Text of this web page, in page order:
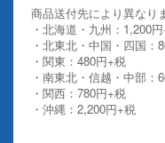
商品送付先により異なり
・北海道・九州：1,200
・北東北・中国・四国：
・関東：480円+税
・南東北・信越・中部：
・関西：780円+税
・沖縄：2,200円+税